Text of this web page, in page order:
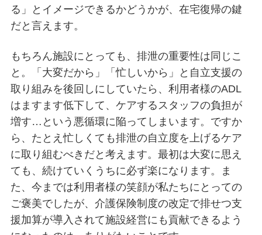
る」とイメージできるかどうかが、在宅復帰の鍵
だと言えます。
もちろん施設にとっても、排泄の重要性は同じこ
と。「大変だから」「忙しいから」と自立支援の
取り組みを後回しにしていたら、利用者様のADL
はますます低下して、ケアするスタッフの負担が
増す…という悪循環に陥ってしまいます。ですか
ら、たとえ忙しくても排泄の自立度を上げるケア
に取り組むべきだと考えます。最初は大変に思え
ても、続けていくうちに必ず楽になります。ま
た、今までは利用者様の笑顔が私たちにとっての
ご褒美でしたが、介護保険制度の改定で排せつ支
援加算が導入されて施設経営にも貢献できるよう